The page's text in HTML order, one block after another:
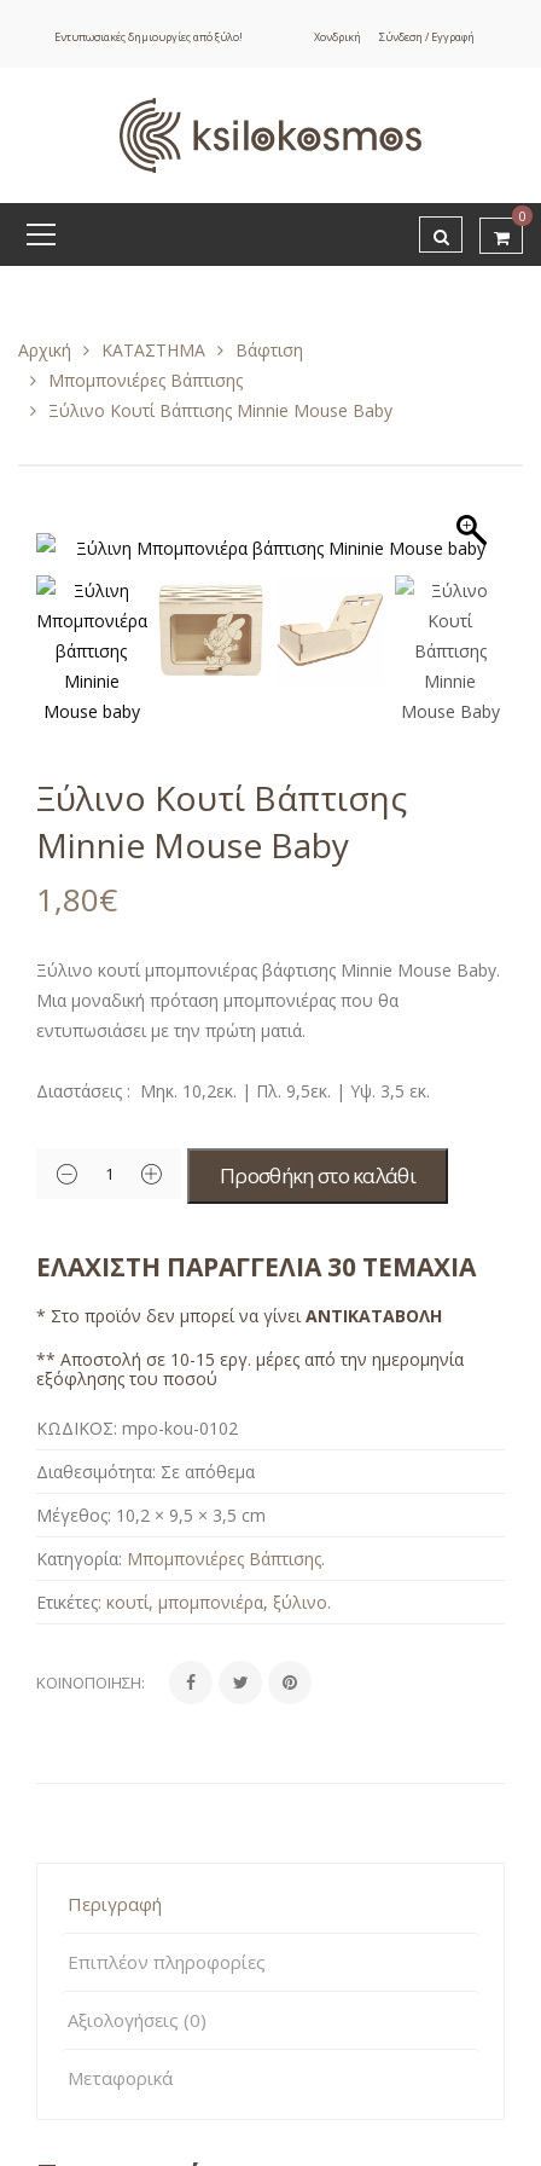
Εντυπωσιακές δημιουργίες από ξύλο! Χονδρική Σύνδεση / Εγγραφή
0
Αρχική ΚΑΤΑΣΤΗΜΑ
Βάφτιση
Μπομπονιέρες Βάπτισης
Ξύλινο Κουτί Βάπτισης Minnie Mouse Baby
Ξύλινο Κουτί Βάπτισης
Minnie Mouse Baby
1,80€
Ξύλινο κουτί μπομπονιέρας βάφτισης Minnie Mouse Baby.
Μια μοναδική πρόταση μπομπονιέρας που θα
εντυπωσιάσει με την πρώτη ματιά.
Διαστάσεις : Μηκ. 10,2εκ. | Πλ. 9,5εκ. | Υψ. 3,5 εκ.
Προσθήκη στο καλάθι
ΕΛΑΧΙΣΤΗ ΠΑΡΑΓΓΕΛΙΑ 30 ΤΕΜΑΧΙΑ
* Στο προϊόν δεν μπορεί να γίνει ΑΝΤΙΚΑΤΑΒΟΛΗ
** Αποστολή σε 10-15 εργ. μέρες από την ημερομηνία
εξόφλησης του ποσού
ΚΩΔΙΚΟΣ: mpo-kou-0102
Διαθεσιμότητα: Σε απόθεμα
Μέγεθος: 10,2 × 9,5 × 3,5 cm
Κατηγορία: Μπομπονιέρες Βάπτισης.
Ετικέτες: κουτί, μπομπονιέρα, ξύλινο.
ΚΟΙΝΟΠΟΊΗΣΗ:
Περιγραφή
Επιπλέον πληροφορίες
Αξιολογήσεις (0)
Μεταφορικά